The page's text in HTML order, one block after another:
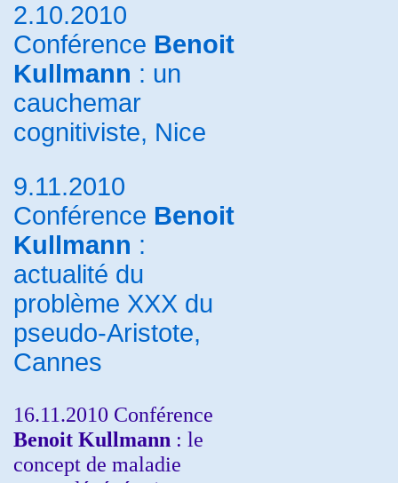
2.10.2010
Conférence Benoit
Kullmann : un
cauchemar
cognitiviste, Nice
9.11.2010
Conférence Benoit
Kullmann :
actualité du
problème XXX du
pseudo-Aristote,
Cannes
16.11.2010 Conférence
Benoit Kullmann : le
concept de maladie